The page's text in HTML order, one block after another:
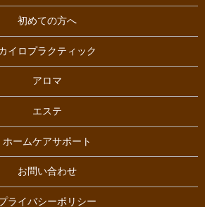
初めての方へ
イロプラクティック
アロマ
エステ
ホームケアサポート
お問い合わせ
ライバシーポリシー